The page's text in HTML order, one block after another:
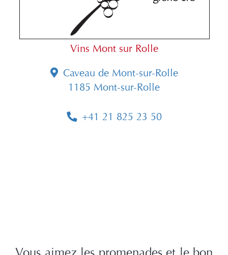
Vins Mont sur Rolle
Caveau de Mont-sur-Rolle
1185 Mont-sur-Rolle
+41 21 825 23 50